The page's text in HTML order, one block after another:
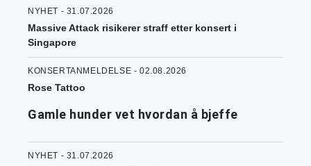
NYHET - 31.07.2026
Massive Attack risikerer straff etter konsert i
Singapore
KONSERTANMELDELSE - 02.08.2026
Rose Tattoo
Gamle hunder vet hvordan å bjeffe
NYHET - 31.07.2026